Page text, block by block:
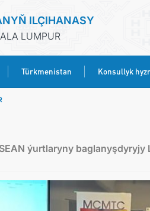
ILÇIHANASY
LUMPUR
Türkmenistan Konsullyk
ýurtlaryny